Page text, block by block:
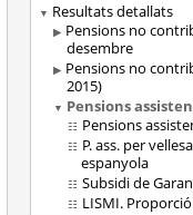
Resultats detallats
Pensions no
desembre
Pensions no
2015)
Pensions
Pensions
P. ass. per
espanyola
Subsidi de
LISMI.